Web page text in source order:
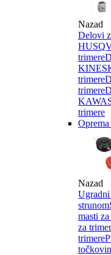
Nazad
Delovi
trimere
trimere
trimere
trimere
Nazad
strunom
masti
za
trimere